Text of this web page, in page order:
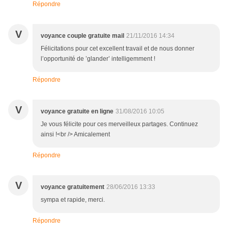
Répondre
V voyance couple gratuite mail 21/11/2016 14:34
Félicitations pour cet excellent travail et de nous donner
l’opportunité de ’glander’ intelligemment !
Répondre
V voyance gratuite en ligne 31/08/2016 10:05
Je vous félicite pour ces merveilleux partages. Continuez
ainsi !<br /> Amicalement
Répondre
V voyance gratuitement 28/06/2016 13:33
sympa et rapide, merci.
Répondre